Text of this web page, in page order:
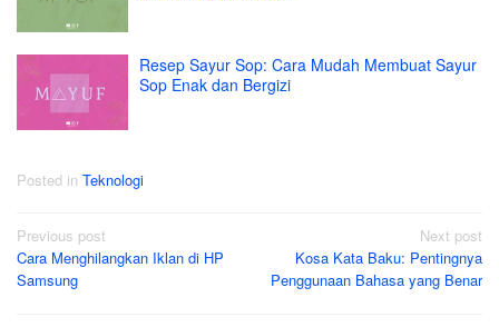
Resep Sayur Sop: Cara Mudah Membuat Sayur
Sop Enak dan Bergizi
Posted in Teknologi
Post
navigation
Previous post
Cara Menghilangkan Iklan di HP
Samsung
Next post
Kosa Kata Baku: Pentingnya
Penggunaan Bahasa yang Benar